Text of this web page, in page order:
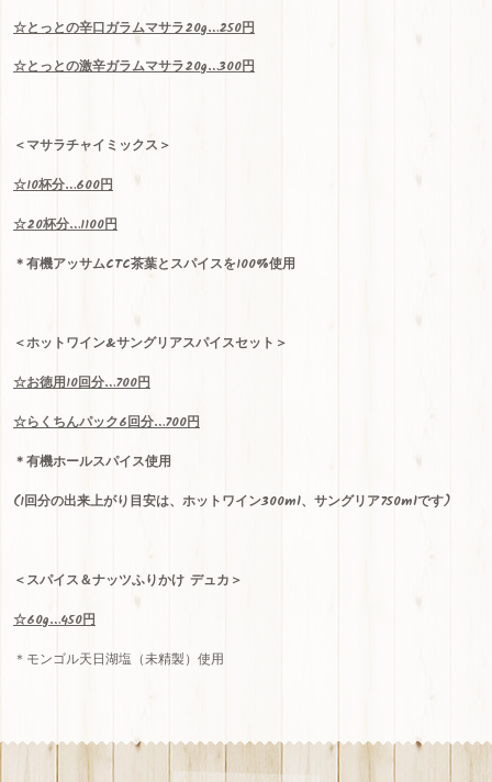
☆とっとの辛口ガラムマサラ20g…250円
☆とっとの激辛ガラムマサラ20g…300円
＜マサラチャイミックス＞
☆10杯分…600円
☆20杯分…1100円
＊有機アッサムCTC茶葉とスパイスを100%使用
＜ホットワイン&サングリアスパイスセット＞
☆お徳用10回分…700円
☆らくちんパック6回分…700円
＊有機ホールスパイス使用
(1回分の出来上がり目安は、ホットワイン300ml、サングリア750mlです)
＜スパイス＆ナッツふりかけ デュカ＞
☆60g…450円
＊モンゴル天日湖塩（未精製）使用